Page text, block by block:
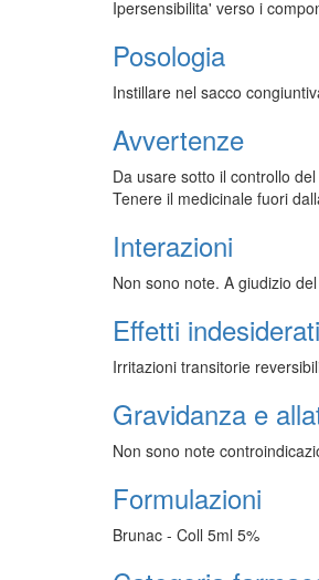
Ipersensibilita' verso i
Posologia
Instillare nel sacco
Avvertenze
Da usare sotto il controllo
Tenere il medicinale fuori
Interazioni
Non sono note. A giudizio
Effetti indesiderati
Irritazioni transitorie
Gravidanza e
Non sono note
Formulazioni
Brunac - Coll 5ml 5%